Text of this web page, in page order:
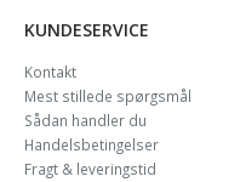
KUNDESERVICE
Kontakt
Mest stillede spørgsmål
Sådan handler du
Handelsbetingelser
Fragt & leveringstid